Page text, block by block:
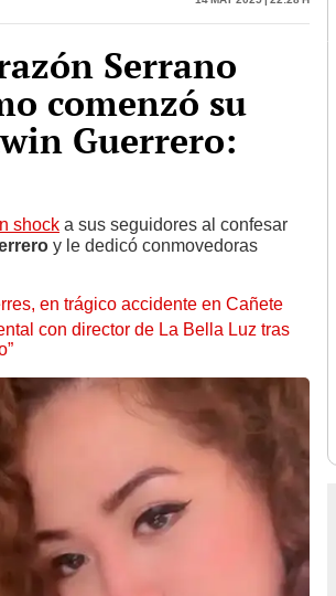
Serrano
comenzó su
Guerrero:
shock
y le dedicó conmovedoras
en trágico accidente en Cañete
con director de La Bella Luz tras